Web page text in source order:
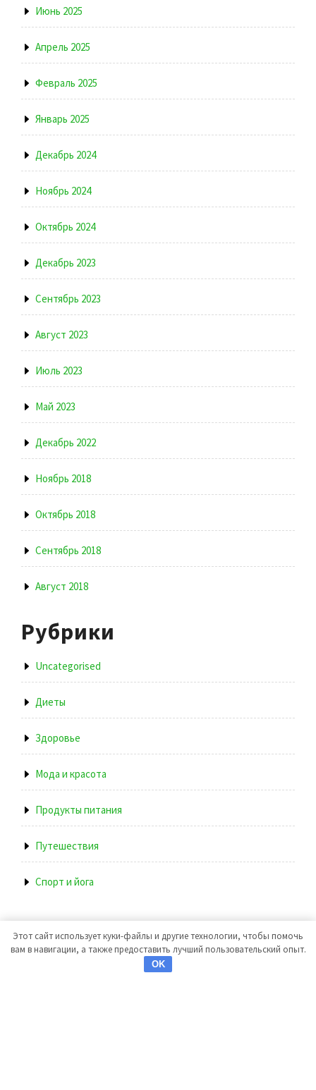
Июнь 2025
Апрель 2025
Февраль 2025
Январь 2025
Декабрь 2024
Ноябрь 2024
Октябрь 2024
Декабрь 2023
Сентябрь 2023
Август 2023
Июль 2023
Май 2023
Декабрь 2022
Ноябрь 2018
Октябрь 2018
Сентябрь 2018
Август 2018
Рубрики
Uncategorised
Диеты
Здоровье
Мода и красота
Продукты питания
Путешествия
Спорт и йога
Этот сайт использует куки-файлы и другие технологии, чтобы помочь
вам в навигации, а также предоставить лучший пользовательский опыт.
OK